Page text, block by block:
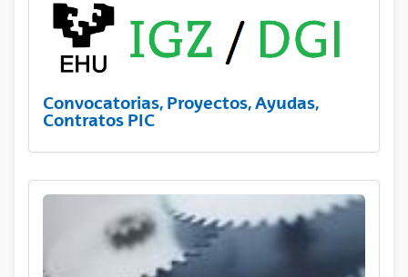
Convocatorias, Proyectos, Ayudas,
Contratos PIC